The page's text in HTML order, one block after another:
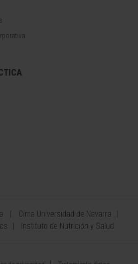
Cima Universidad de Navarra
Instituto de Nutrición y Salud